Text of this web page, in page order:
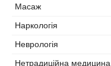
Масаж
Наркологія
Неврологія
Нетрадиційна медицина